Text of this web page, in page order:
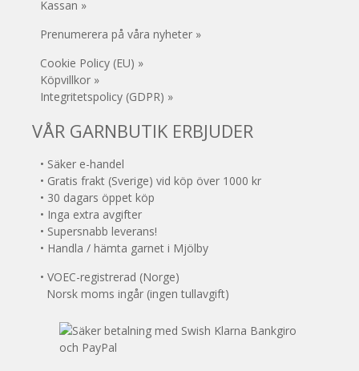
Kassan »
Prenumerera på våra nyheter »
Cookie Policy (EU) »
Köpvillkor »
Integritetspolicy (GDPR) »
VÅR GARNBUTIK ERBJUDER
• Säker e-handel
• Gratis frakt (Sverige) vid köp över 1000 kr
• 30 dagars öppet köp
• Inga extra avgifter
• Supersnabb leverans!
• Handla / hämta garnet i Mjölby
• VOEC-registrerad (Norge)
Norsk moms ingår (ingen tullavgift)